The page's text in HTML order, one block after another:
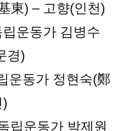
東) – 고향(인천)
운동가 김병수
경)
운동가 정현숙(鄭
립운동가 박제원